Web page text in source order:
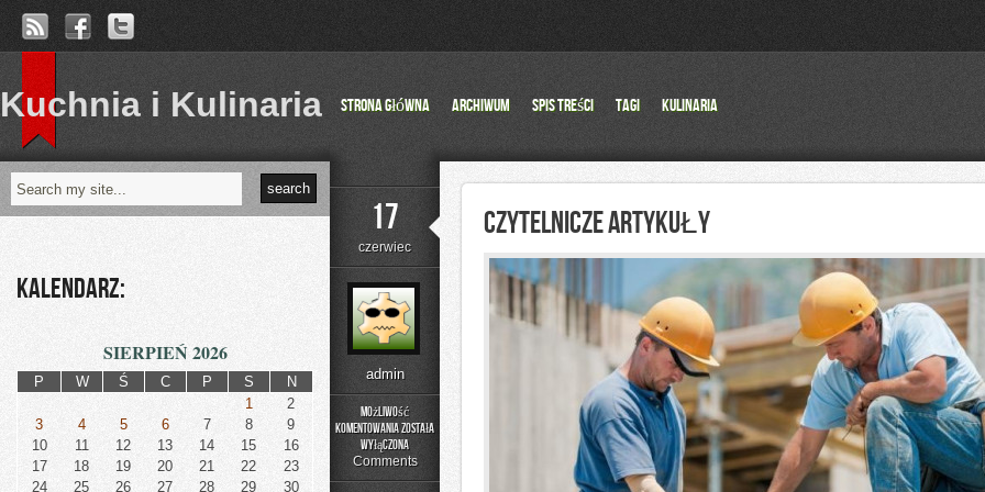
Kuchnia i Kulinaria Strona główna Archiwum Spis Treści Tagi Kulinaria
17
czerwiec
admin
Możliwość
komentowania
Czytelnicze
Artykuły
została
wyłączona
Comments
CZYTELNICZE ARTYKUŁY
Kalendarz:
SIERPIEŃ 2026
P W Ś C P S
N
1
2
3
4 5 6 7 8
9
10
11 12 13 14 15
16
17
18 19 20 21 22
23
24
25 26 27 28 29 30